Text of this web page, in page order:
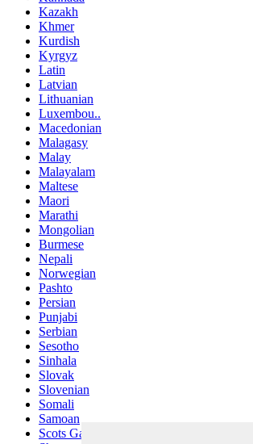
Kazakh
Khmer
Kurdish
Kyrgyz
Latin
Latvian
Lithuanian
Luxembou..
Macedonian
Malagasy
Malay
Malayalam
Maltese
Maori
Marathi
Mongolian
Burmese
Nepali
Norwegian
Pashto
Persian
Punjabi
Serbian
Sesotho
Sinhala
Slovak
Slovenian
Somali
Samoan
Scots Gaelic